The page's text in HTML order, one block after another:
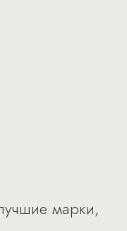
марки,